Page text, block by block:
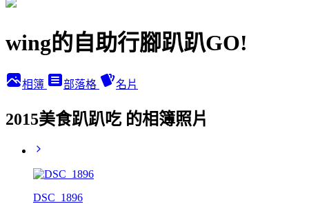
wing的自助行腳趴趴GO!
相簿 部落格 名片
2015美食趴趴吃 的相簿照片
DSC_1896